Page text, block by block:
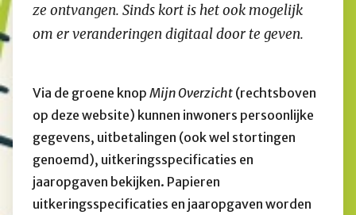
ze ontvangen. Sinds kort is het ook mogelijk
om er veranderingen digitaal door te geven.
Via de groene knop Mijn Overzicht (rechtsboven
op deze website) kunnen inwoners persoonlijke
gegevens, uitbetalingen (ook wel stortingen
genoemd), uitkeringsspecificaties en
jaaropgaven bekijken. Papieren
uitkeringsspecificaties en jaaropgaven worden